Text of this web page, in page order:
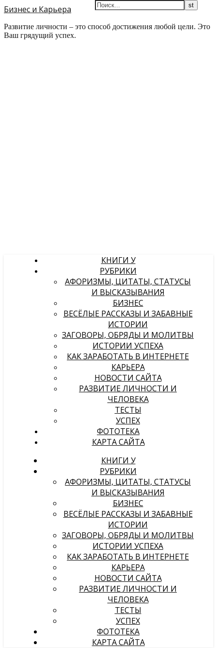
Бизнес и Карьера
Развитие личности – это способ достижения любой цели. Это
Ваш грядущий успех.
КНИГИ У
РУБРИКИ
АФОРИЗМЫ, ЦИТАТЫ, СТАТУСЫ
И ВЫСКАЗЫВАНИЯ
БИЗНЕС
ВЕСЁЛЫЕ РАССКАЗЫ И ЗАБАВНЫЕ
ИСТОРИИ
ЗАГОВОРЫ, ОБРЯДЫ И МОЛИТВЫ
ИСТОРИИ УСПЕХА
КАК ЗАРАБОТАТЬ В ИНТЕРНЕТЕ
КАРЬЕРА
НОВОСТИ САЙТА
РАЗВИТИЕ ЛИЧНОСТИ И
ЧЕЛОВЕКА
ТЕСТЫ
УСПЕХ
ФОТОТЕКА
КАРТА САЙТА
КНИГИ У
РУБРИКИ
АФОРИЗМЫ, ЦИТАТЫ, СТАТУСЫ
И ВЫСКАЗЫВАНИЯ
БИЗНЕС
ВЕСЁЛЫЕ РАССКАЗЫ И ЗАБАВНЫЕ
ИСТОРИИ
ЗАГОВОРЫ, ОБРЯДЫ И МОЛИТВЫ
ИСТОРИИ УСПЕХА
КАК ЗАРАБОТАТЬ В ИНТЕРНЕТЕ
КАРЬЕРА
НОВОСТИ САЙТА
РАЗВИТИЕ ЛИЧНОСТИ И
ЧЕЛОВЕКА
ТЕСТЫ
УСПЕХ
ФОТОТЕКА
КАРТА САЙТА